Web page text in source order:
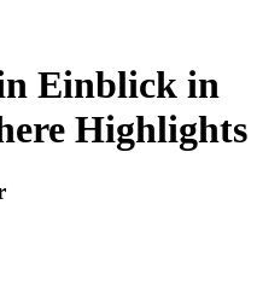
Einblick in
Highlights